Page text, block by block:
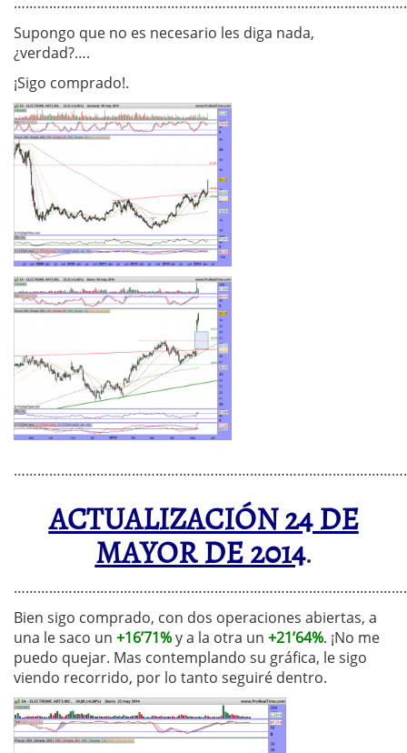
Supongo que no es necesario les diga nada,
¿verdad?….
¡Sigo comprado!.
ACTUALIZACIÓN 24 DE
MAYOR DE 2014.
Bien sigo comprado, con dos operaciones abiertas, a
una le saco un +16’71%y a la otra un +21’64%. ¡No me
puedo quejar. Mas contemplando su gráfica, le sigo
viendo recorrido, por lo tanto seguiré dentro.